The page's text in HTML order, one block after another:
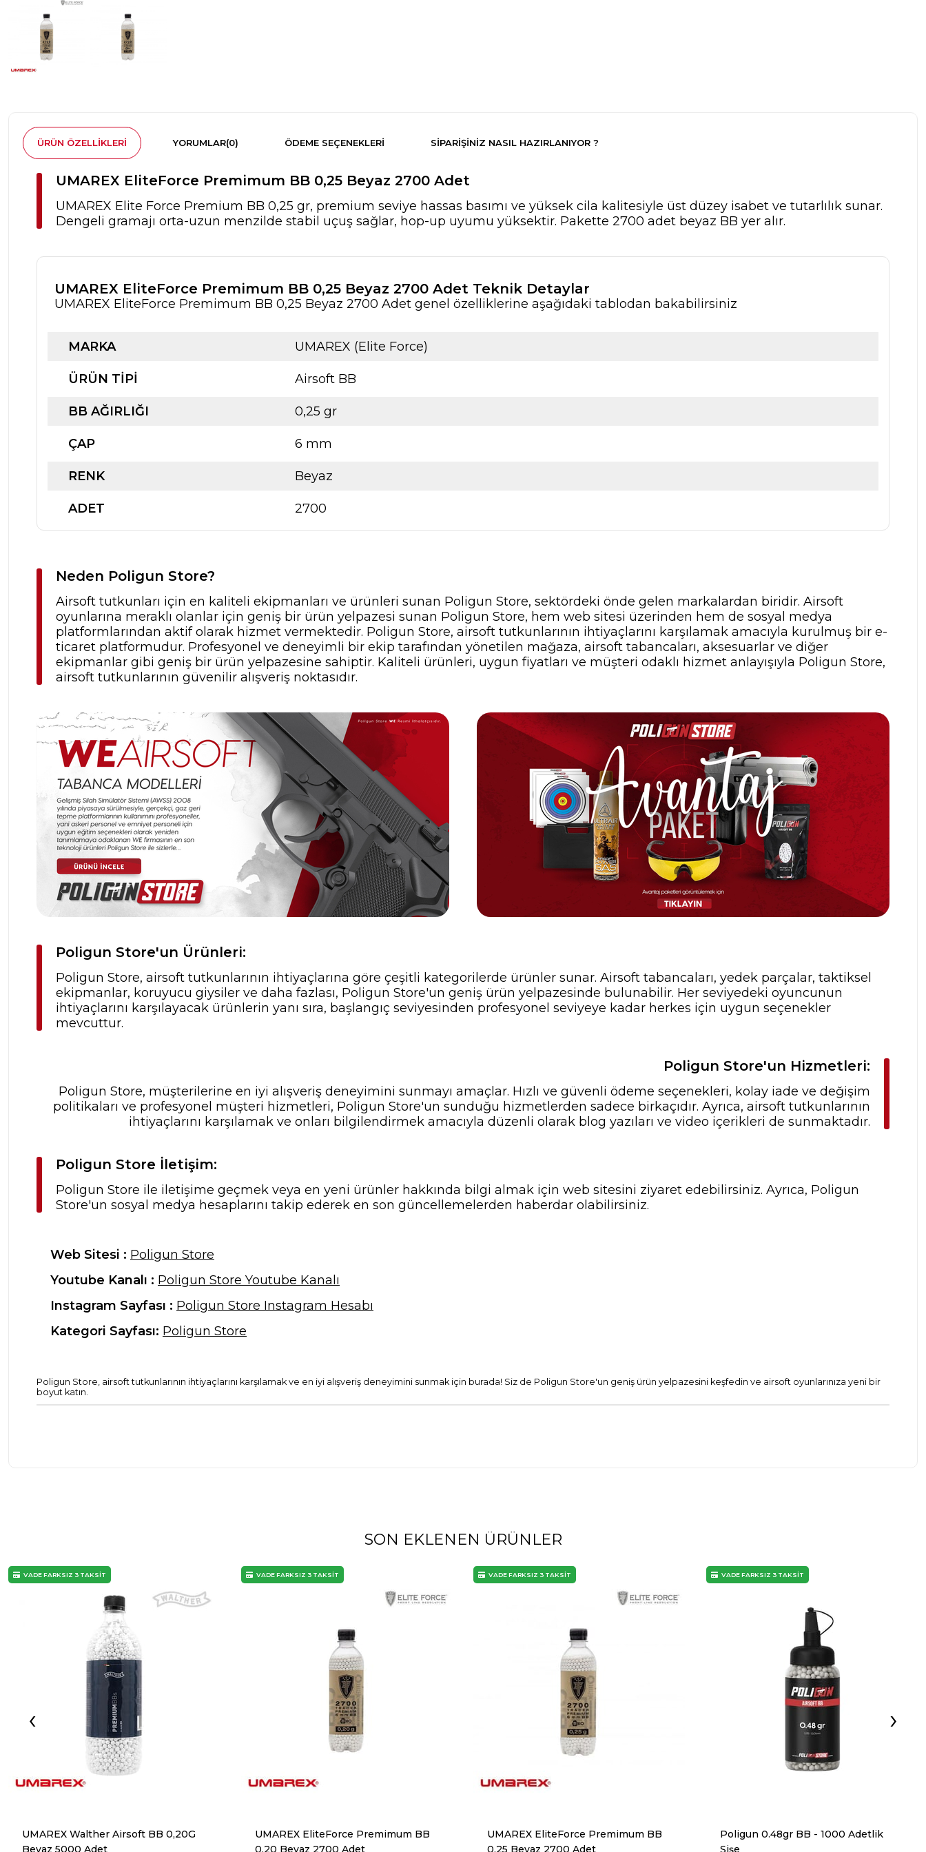
ÜRÜN ÖZELLIKLERI YORUMLAR(0) ÖDEME SEÇENEKLERI SIPARIŞINIZ NASIL HAZIRLANIYOR ?
UMAREX EliteForce Premimum BB 0,25 Beyaz 2700 Adet
UMAREX Elite Force Premium BB 0,25 gr, premium seviye hassas basımı ve yüksek cila kalitesiyle üst düzey isabet ve tutarlılık sunar.
Dengeli gramajı orta-uzun menzilde stabil uçuş sağlar, hop-up uyumu yüksektir. Pakette 2700 adet beyaz BB yer alır.
UMAREX EliteForce Premimum BB 0,25 Beyaz 2700 Adet Teknik Detaylar
UMAREX EliteForce Premimum BB 0,25 Beyaz 2700 Adet genel özelliklerine aşağıdaki tablodan bakabilirsiniz
MARKA UMAREX (Elite Force)
ÜRÜN TİPİ Airsoft BB
BB AĞIRLIĞI 0,25 gr
ÇAP 6 mm
RENK Beyaz
ADET 2700
Neden Poligun Store?
Airsoft tutkunları için en kaliteli ekipmanları ve ürünleri sunan Poligun Store, sektördeki önde gelen markalardan biridir. Airsoft
oyunlarına meraklı olanlar için geniş bir ürün yelpazesi sunan Poligun Store, hem web sitesi üzerinden hem de sosyal medya
platformlarından aktif olarak hizmet vermektedir. Poligun Store, airsoft tutkunlarının ihtiyaçlarını karşılamak amacıyla kurulmuş bir e-
ticaret platformudur. Profesyonel ve deneyimli bir ekip tarafından yönetilen mağaza, airsoft tabancaları, aksesuarlar ve diğer
ekipmanlar gibi geniş bir ürün yelpazesine sahiptir. Kaliteli ürünleri, uygun fiyatları ve müşteri odaklı hizmet anlayışıyla Poligun Store,
airsoft tutkunlarının güvenilir alışveriş noktasıdır.
Poligun Store'un Ürünleri:
Poligun Store, airsoft tutkunlarının ihtiyaçlarına göre çeşitli kategorilerde ürünler sunar. Airsoft tabancaları, yedek parçalar, taktiksel
ekipmanlar, koruyucu giysiler ve daha fazlası, Poligun Store'un geniş ürün yelpazesinde bulunabilir. Her seviyedeki oyuncunun
ihtiyaçlarını karşılayacak ürünlerin yanı sıra, başlangıç seviyesinden profesyonel seviyeye kadar herkes için uygun seçenekler
mevcuttur.
Poligun Store'un Hizmetleri:
Poligun Store, müşterilerine en iyi alışveriş deneyimini sunmayı amaçlar. Hızlı ve güvenli ödeme seçenekleri, kolay iade ve değişim
politikaları ve profesyonel müşteri hizmetleri, Poligun Store'un sunduğu hizmetlerden sadece birkaçıdır. Ayrıca, airsoft tutkunlarının
ihtiyaçlarını karşılamak ve onları bilgilendirmek amacıyla düzenli olarak blog yazıları ve video içerikleri de sunmaktadır.
Poligun Store İletişim:
Poligun Store ile iletişime geçmek veya en yeni ürünler hakkında bilgi almak için web sitesini ziyaret edebilirsiniz. Ayrıca, Poligun
Store'un sosyal medya hesaplarını takip ederek en son güncellemelerden haberdar olabilirsiniz.
Web Sitesi : Poligun Store
Youtube Kanalı : Poligun Store Youtube Kanalı
Instagram Sayfası : Poligun Store Instagram Hesabı
Kategori Sayfası: Poligun Store
Poligun Store, airsoft tutkunlarının ihtiyaçlarını karşılamak ve en iyi alışveriş deneyimini sunmak için burada! Siz de Poligun Store'un geniş ürün yelpazesini keşfedin ve airsoft oyunlarınıza yeni bir
boyut katın.
SON EKLENEN ÜRÜNLER
UMAREX Walther Airsoft BB 0,20G
Beyaz 5000 Adet
VADE FARKSIZ 3 TAKSİT
UMAREX EliteForce Premimum BB
0,20 Beyaz 2700 Adet
VADE FARKSIZ 3 TAKSİT
UMAREX EliteForce Premimum BB
0,25 Beyaz 2700 Adet
VADE FARKSIZ 3 TAKSİT
Poligun 0.48gr BB - 1000 Adetlik
Şişe
VADE FARKSIZ 3 TAKSİT
‹ ›